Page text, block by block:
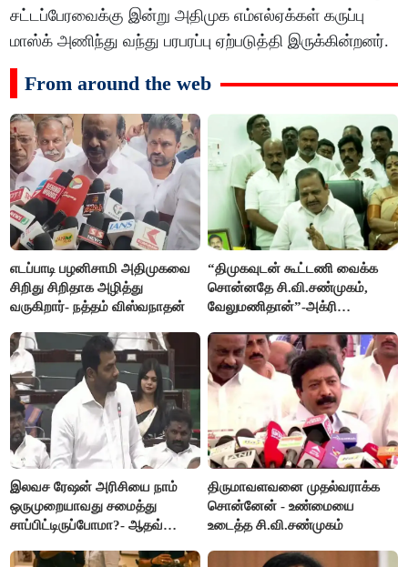
சட்டப்பேரவைக்கு இன்று அதிமுக எம்எல்ஏக்கள் கருப்பு
மாஸ்க் அணிந்து வந்து பரபரப்பு ஏற்படுத்தி இருக்கின்றனர்.
From around the web
எடப்பாடி பழனிசாமி அதிமுகவை
சிறிது சிறிதாக அழித்து
வருகிறார்- நத்தம் விஸ்வநாதன்
“திமுகவுடன் கூட்டணி வைக்க
சொன்னதே சி.வி.சண்முகம்,
வேலுமணிதான்”-அக்ரி
இலவச ரேஷன் அரிசியை நாம்
ஒருமுறையாவது சமைத்து
சாப்பிட்டிருப்போமா?- ஆதவ்
திருமாவளவனை முதல்வராக்க
சொன்னேன் - உண்மையை
உடைத்த சி.வி.சண்முகம்